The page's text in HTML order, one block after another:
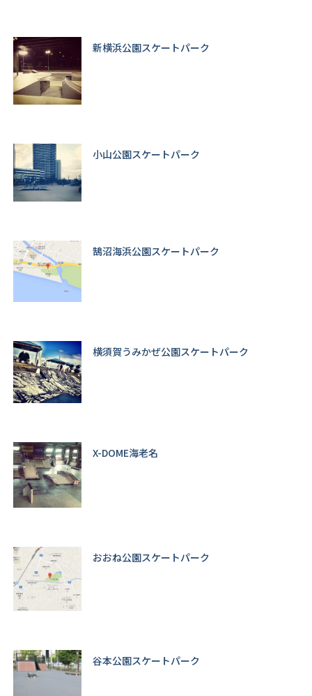
新横浜公園スケートパーク
小山公園スケートパーク
鵠沼海浜公園スケートパーク
横須賀うみかぜ公園スケートパーク
X-DOME海老名
おおね公園スケートパーク
谷本公園スケートパーク